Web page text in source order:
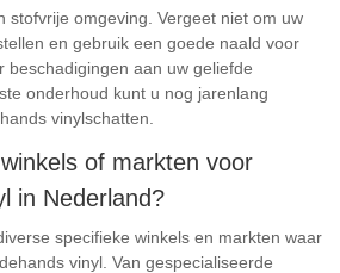
stofvrije omgeving. Vergeet niet om uw
en gebruik een goede naald voor
beschadigingen aan uw geliefde
onderhoud kunt u nog jarenlang
vinylschatten.
of markten voor
in Nederland?
specifieke winkels en markten waar
vinyl. Van gespecialiseerde